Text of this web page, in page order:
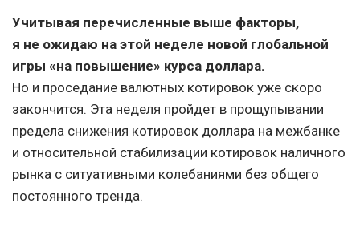
Учитывая перечисленные выше факторы,
я не ожидаю на этой неделе новой глобальной
игры «на повышение» курса доллара.
Но и проседание валютных котировок уже скоро
закончится. Эта неделя пройдет в прощупывании
предела снижения котировок доллара на межбанке
и относительной стабилизации котировок наличного
рынка с ситуативными колебаниями без общего
постоянного тренда.